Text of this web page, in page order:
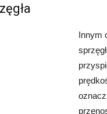
Innym